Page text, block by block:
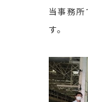
当事務
す。